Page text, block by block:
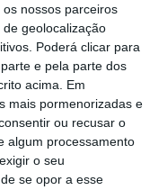
nossos parceiros
geolocalização
Poderá clicar para
e pela parte dos
acima. Em
mais pormenorizadas e
ou recusar o
algum processamento
o seu
se opor a esse
Baixo,
obras de
com o apoio
vai apoiar
de